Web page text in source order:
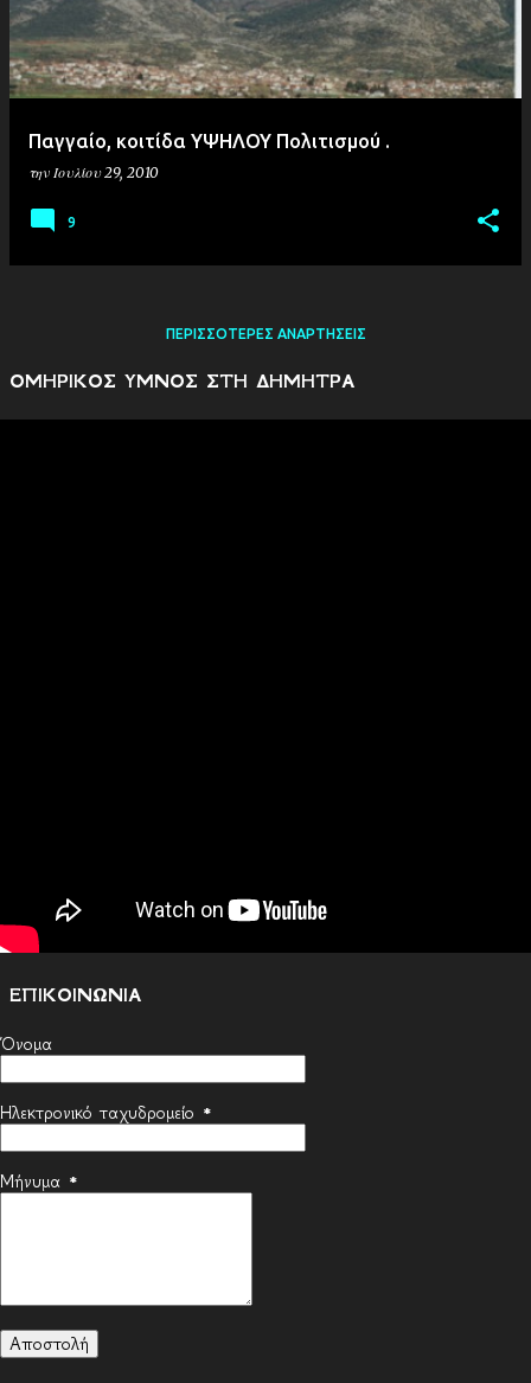
Παγγαίο, κοιτίδα ΥΨΗΛΟΥ Πολιτισμού .
την Ιουλίου 29, 2010
9
ΠΕΡΙΣΣΌΤΕΡΕΣ ΑΝΑΡΤΉΣΕΙΣ
ΟΜΗΡΙΚΟΣ ΥΜΝΟΣ ΣΤΗ ΔΗΜΗΤΡΑ
ΕΠΙΚΟΙΝΩΝΙΑ
Όνομα
Ηλεκτρονικό ταχυδρομείο *
Μήνυμα *